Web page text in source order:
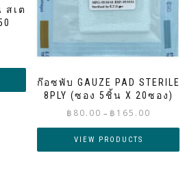
สเต
ก๊อซพับ GAUZE PAD STERILE
8PLY (ซอง 5ชิ้น X 20ซอง)
฿ 80.00 – ฿ 165.00
range:
through
VIEW PRODUCTS